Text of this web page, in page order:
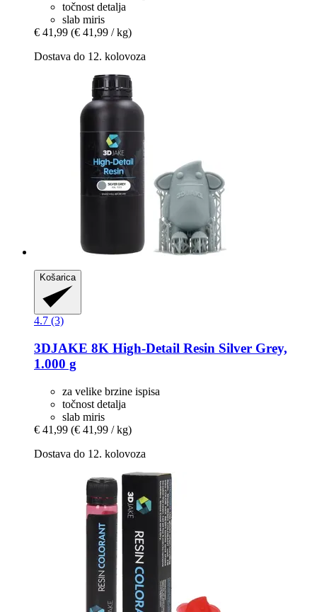
točnost detalja
slab miris
€ 41,99 (€ 41,99 / kg)
Dostava do 12. kolovoza
Košarica
4.7 (3)
3DJAKE 8K High-​Detail Resin Silver Grey,
1.000 g
za velike brzine ispisa
točnost detalja
slab miris
€ 41,99 (€ 41,99 / kg)
Dostava do 12. kolovoza